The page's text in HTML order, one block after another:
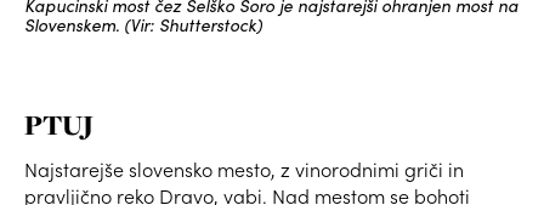
Kapucinski most čez Selško Soro je najstarejši ohranjen most na
Slovenskem. (Vir: Shutterstock)
PTUJ
Najstarejše slovensko mesto, z vinorodnimi griči in
pravljično reko Dravo, vabi. Nad mestom se bohoti